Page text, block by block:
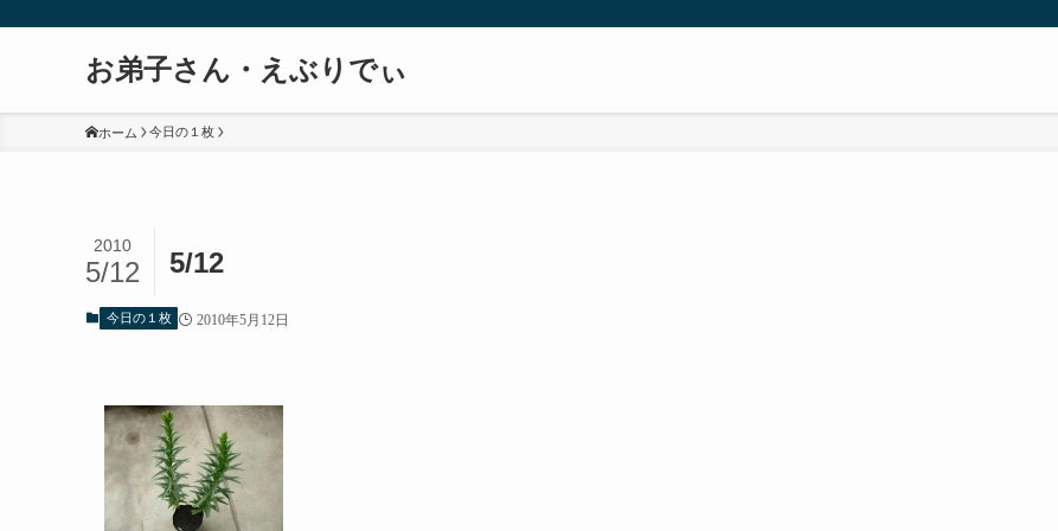
お弟子さん・えぶりでぃ
ホーム 今日の１枚
5/12
2010
5/12
今日の１枚 2010年5月12日